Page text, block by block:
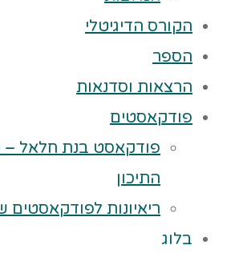
הקורס הדיגיטלי
הספר
הרצאות וסדנאות
פודקאסטים
פודקאסט בנת חלאל –
התיכון
ריאיונות לפודקאסטים
בלוג